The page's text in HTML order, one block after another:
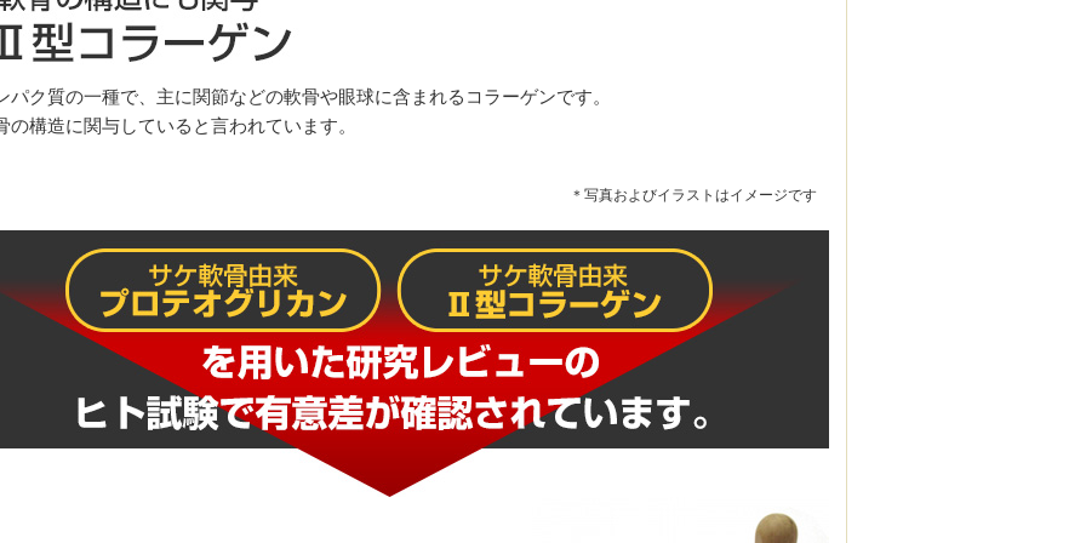
パク質の一種で、主に関節などの軟骨や眼球に含まれるコラーゲンです。
の構造に関与していると言われています。
＊写真およびイラストはイメージです